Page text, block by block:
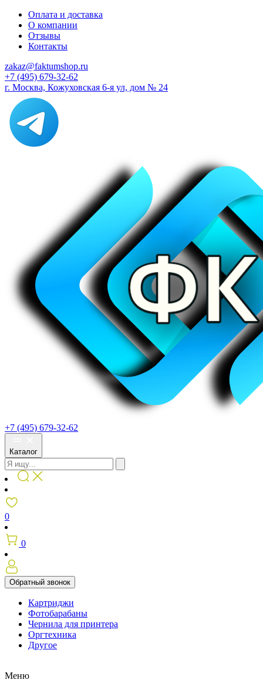
Оплата и доставка
О компании
Отзывы
Контакты
zakaz@faktumshop.ru
+7 (495) 679-32-62
г. Москва, Кожуховская 6-я ул, дом № 24
+7 (495) 679-32-62
Каталог
0
0
Обратный звонок
Картриджи
Фотобарабаны
Чернила для принтера
Оргтехника
Другое
Меню